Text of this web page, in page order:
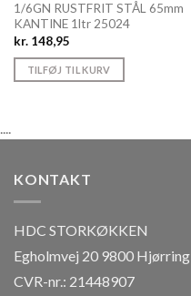
1/6GN RUSTFRIT STÅL 65mm
KANTINE 1ltr 25024
kr.148,95
TILFØJ TIL KURV
....
KONTAKT
HDC STORKØKKEN
Egholmvej 20 9800 Hjørring
CVR-nr.: 21448907